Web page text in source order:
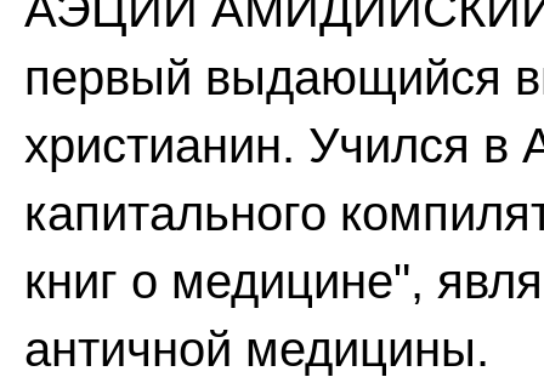
первый выдающийся
христианин. Учился в
капитального
книг о медицине",
античной медицины.